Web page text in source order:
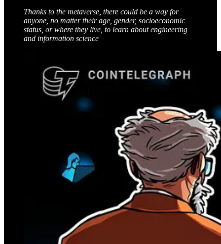
Thanks to the metaverse, there could be a way for
anyone, no matter their age, gender, socioeconomic
status, or where they live, to learn about engineering
and information science